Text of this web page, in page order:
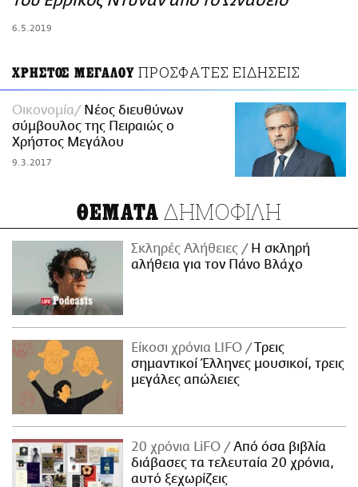
6.5.2019
ΧΡΗΣΤΟΣ ΜΕΓΑΛΟΥ ΠΡΟΣΦΑΤΕΣ ΕΙΔΗΣΕΙΣ
Οικονομία
Νέος διευθύνων
σύμβουλος της Πειραιώς ο
Χρήστος Μεγάλου
9.3.2017
ΘΕΜΑΤΑ ΔΗΜΟΦΙΛΗ
Σκληρές Αλήθειες
H σκληρή
αλήθεια για τον Πάνο Βλάχο
Είκοσι χρόνια LIFO
Tρεις
σημαντικοί Έλληνες μουσικοί, τρεις
μεγάλες απώλειες
20 χρόνια LiFO
Από όσα βιβλία
διάβασες τα τελευταία 20 χρόνια,
αυτό ξεχωρίζεις